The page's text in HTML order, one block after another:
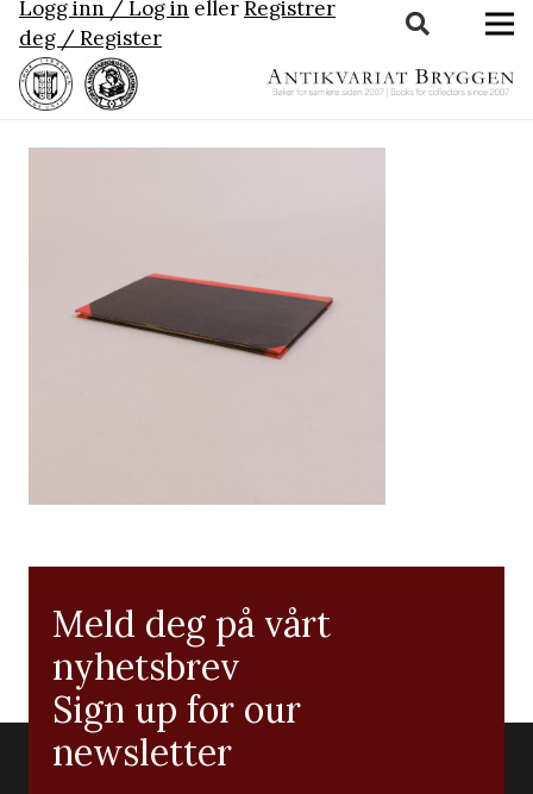
Logg inn / Log in ellerRegistrer
deg / Register
Meld deg på vårt
nyhetsbrev
Sign up for our
newsletter